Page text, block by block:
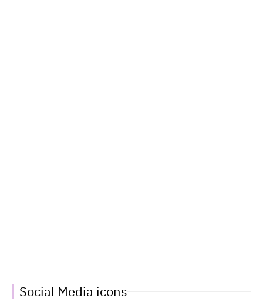
Social Media icons